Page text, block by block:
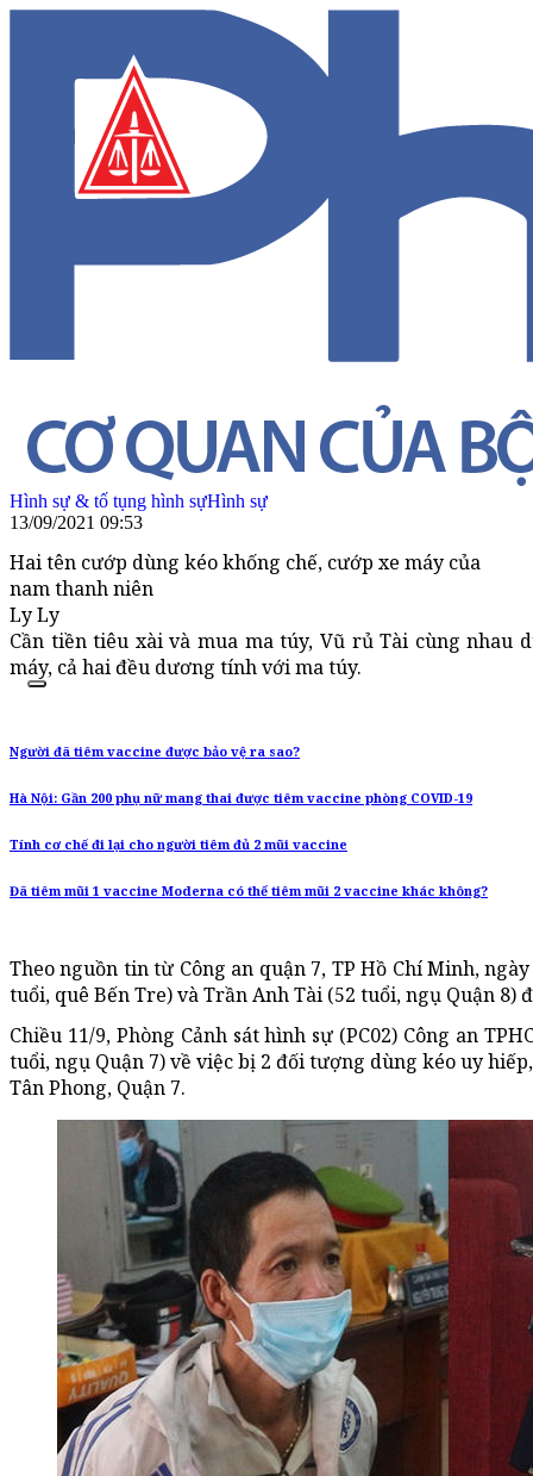
Hình sự & tố tụng hình sựHình sự
13/09/2021 09:53
Hai tên cướp dùng kéo khống chế, cướp xe máy của
nam thanh niên
Ly Ly
Cần tiền tiêu xài và mua ma túy, Vũ rủ Tài cùng nhau
máy, cả hai đều dương tính với ma túy.
Người đã tiêm vaccine được bảo vệ ra sao?
Hà Nội: Gần 200 phụ nữ mang thai được tiêm vaccine phòng COVID-19
Tính cơ chế đi lại cho người tiêm đủ 2 mũi vaccine
Đã tiêm mũi 1 vaccine Moderna có thể tiêm mũi 2 vaccine khác không?
Theo nguồn tin từ Công an quận 7, TP Hồ Chí Minh,
tuổi, quê Bến Tre) và Trần Anh Tài (52 tuổi, ngụ Quận 8)
Chiều 11/9, Phòng Cảnh sát hình sự (PC02) Công an
tuổi, ngụ Quận 7) về việc bị 2 đối tượng dùng kéo uy
Tân Phong, Quận 7.